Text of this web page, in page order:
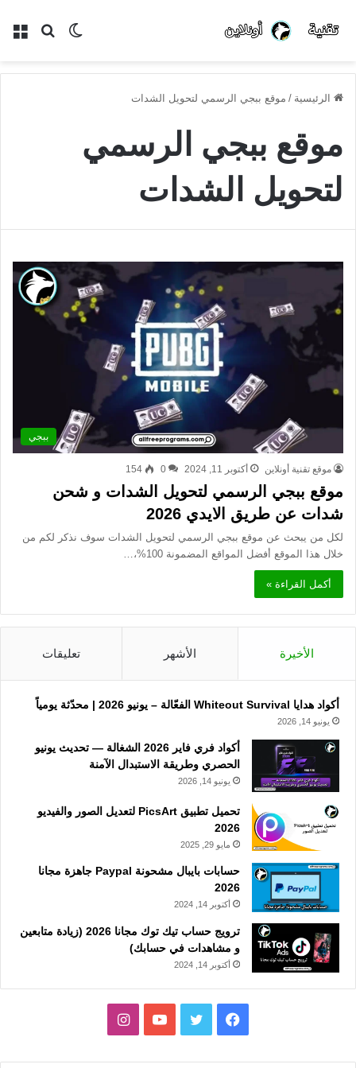
بحث الوضع
الرئيسية / موقع ببجي الرسمي لتحويل الشدات
موقع ببجي الرسمي
لتحويل الشدات
ببجي
موقع تقنية أونلاين أكتوبر 11, 2024 0
154
موقع ببجي الرسمي لتحويل الشدات و شحن
شدات عن طريق الايدي 2026
لكل من يبحث عن موقع ببجي الرسمي لتحويل الشدات سوف نذكر لكم من
خلال هذا الموقع أفضل المواقع المضمونة 100%،…
أكمل القراءة »
الأخيرة الأشهر تعليقات
أكواد هدايا Whiteout Survival الفعّالة – يونيو 2026 | محدّثة يومياً
يونيو 14, 2026
أكواد فري فاير 2026 الشغالة — تحديث يونيو
الحصري وطريقة الاستبدال الآمنة
يونيو 14, 2026
تحميل تطبيق PicsArt لتعديل الصور والفيديو
2026
مايو 29, 2025
حسابات بايبال مشحونة Paypal جاهزة مجانا
2026
أكتوبر 14, 2024
ترويج حساب تيك توك مجانا 2026 (زيادة متابعين
و مشاهدات في حسابك)
أكتوبر 14, 2024
فيسبوك تويتر يوتيوبانستقرام